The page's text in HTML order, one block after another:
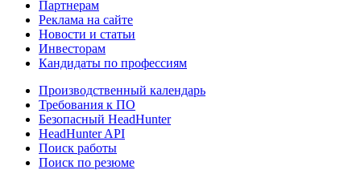
Партнерам
Реклама на сайте
Новости и статьи
Инвесторам
Кандидаты по профессиям
Производственный календарь
Требования к ПО
Безопасный HeadHunter
HeadHunter API
Поиск работы
Поиск по резюме